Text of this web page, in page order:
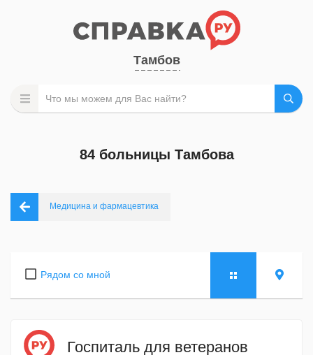
Тамбов
84 больницы Тамбова
Медицина и фармацевтика
Рядом со мной
Госпиталь для ветеранов